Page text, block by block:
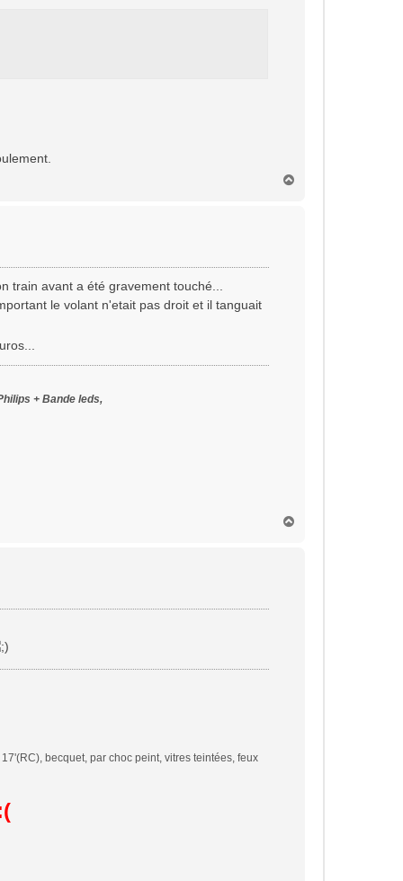
train avant a été gravement touché...
le volant n'etait pas droit et il tanguait
+ Bande leds,
becquet, par choc peint, vitres teintées, feux